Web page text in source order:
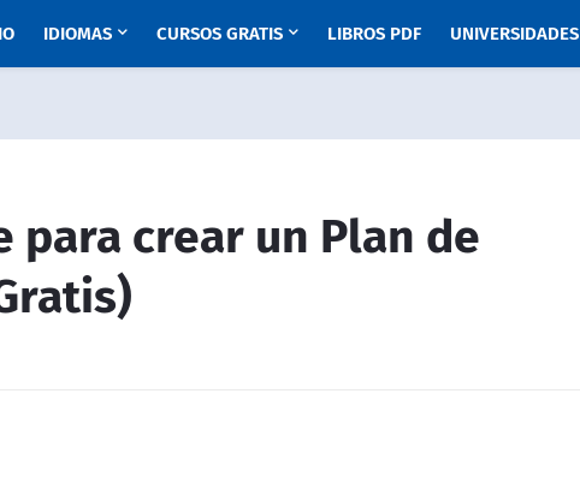
IDIOMAS CURSOS GRATIS LIBROS PDF UNIVERSIDADES
para crear un Plan de